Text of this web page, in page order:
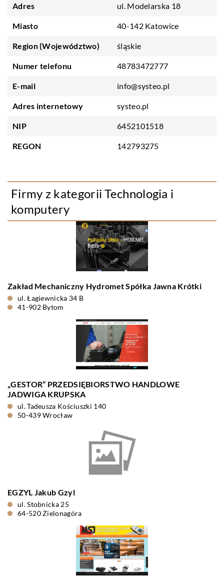
Adres ul. Modelarska 18
Miasto 40-142 Katowice
Region (Województwo) śląskie
Numer telefonu 48783472777
E-mail info@systeo.pl
Adres internetowy systeo.pl
NIP 6452101518
REGON 142793275
Firmy z kategorii Technologia i
komputery
Zakład Mechaniczny Hydromet Spółka Jawna Krótki
ul. Łagiewnicka 34 B
41-902 Bytom
„GESTOR” PRZEDSIĘBIORSTWO HANDLOWE
JADWIGA KRUPSKA
ul. Tadeusza Kościuszki 140
50-439 Wrocław
EGZYL Jakub Gzyl
ul. Stobnicka 25
64-520 Zielonagóra